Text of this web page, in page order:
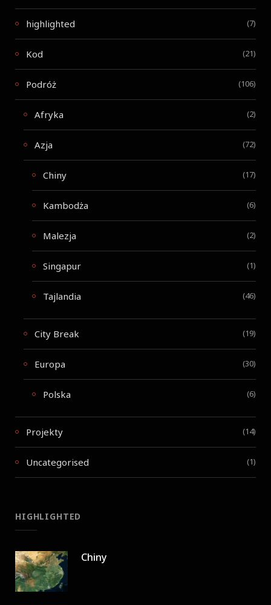
highlighted (7)
Kod (21)
Podróż (106)
Afryka (2)
Azja (72)
Chiny (17)
Kambodża (6)
Malezja (2)
Singapur (1)
Tajlandia (46)
City Break (19)
Europa (30)
Polska (6)
Projekty (14)
Uncategorised (1)
HIGHLIGHTED
Chiny